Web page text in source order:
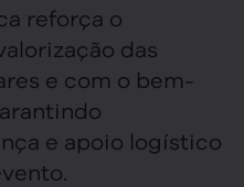
reforça o
das
e com o bem-
e apoio logístico